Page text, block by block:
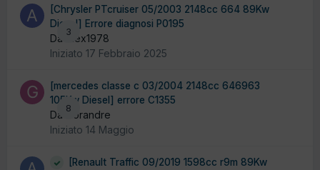
3
[Chrysler PTcruiser 05/2003 2148cc 664 89Kw
Diesel] Errore diagnosi P0195
Da Alex1978
Iniziato 17 Febbraio 2025
8
[mercedes classe c 03/2004 2148cc 646963
105Kw Diesel] errore C1355
Da Gorandre
Iniziato 14 Maggio
[Renault Traffic 09/2019 1598cc r9m 89Kw